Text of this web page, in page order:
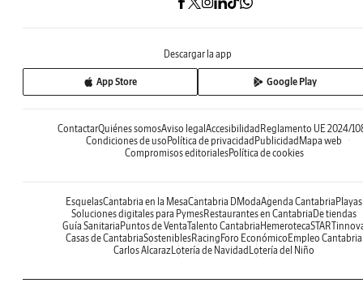
Descargar la app
App Store Google Play
ContactarQuiénes somosAviso legal Accesibilidad Reglamento UE 2024/
Condiciones de uso Política de privacidad Publicidad Mapa web
Compromisos editorialesPolítica de cookies
EsquelasCantabria en la MesaCantabria DModaAgenda Cantabria Playas
Soluciones digitales para PymesRestaurantes en Cantabria De tiendas
Guía Sanitaria Puntos de VentaTalento Cantabria Hemeroteca
Casas de CantabriaSosteniblesRacing Foro Económico Empleo Cantabria
Carlos Alcaraz Lotería de Navidad Lotería del Niño